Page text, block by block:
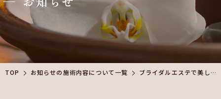
TOP お知らせの施術内容について一覧 ブライダルエステで美しさをアップ！